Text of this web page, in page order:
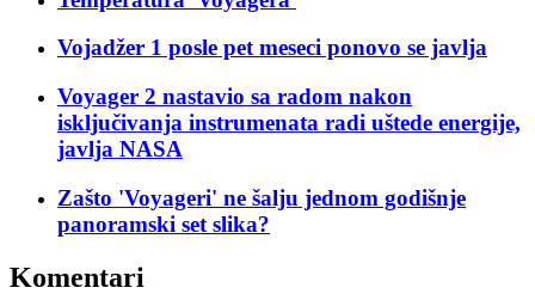
Vojadžer 1 posle pet meseci ponovo se javlja
Voyager 2 nastavio sa radom nakon
isključivanja instrumenata radi uštede energije,
javlja NASA
Zašto 'Voyageri' ne šalju jednom godišnje
panoramski set slika?
Komentari